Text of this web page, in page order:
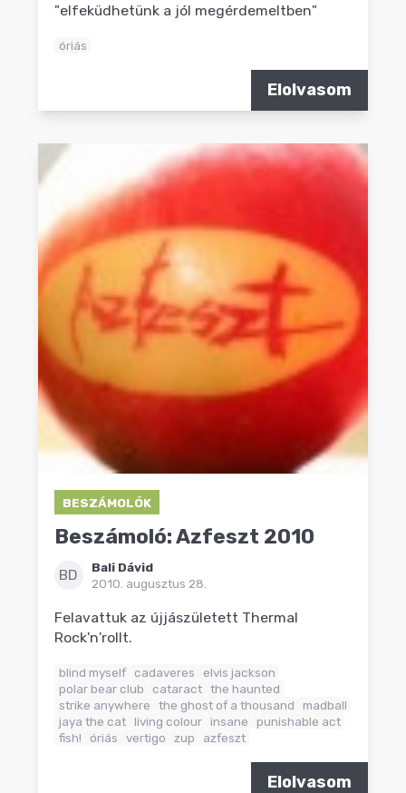
"elfeküdhetünk a jól megérdemeltben"
óriás
Elolvasom
BESZÁMOLÓK
Beszámoló: Azfeszt 2010
BD
Bali Dávid
2010. augusztus 28.
Felavattuk az újjászületett Thermal
Rock'n'rollt.
blind myself cadaveres
elvis jackson
polar bear club
cataract the haunted
strike anywhere
the ghost of a thousand
madball
jaya the cat living colour insane
punishable act
fish!
óriás vertigo zup azfeszt
Elolvasom